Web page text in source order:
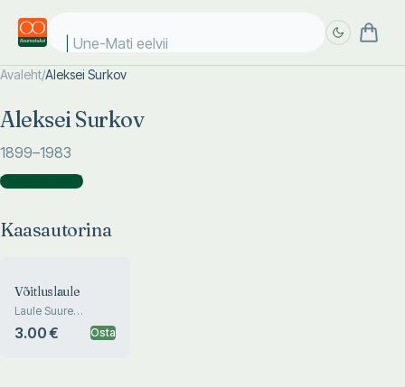
Une-Mati eelviim
Avaleht/Aleksei Surkov
Aleksei Surkov
1899–1983
Kaasautorina )
Kaasautorina
Võitluslaule
Laule Suure
Sotsialistliku
Oktoobrirevolutsiooni,
3.00 € Osta